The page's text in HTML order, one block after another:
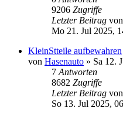
9206 Zugriffe
Letzter Beitrag von
Mo 21. Jul 2025,
KleinStteile aufbewahren
von Hasenauto » Sa 12.
7Antworten
8682 Zugriffe
Letzter Beitrag von
So 13. Jul 2025,